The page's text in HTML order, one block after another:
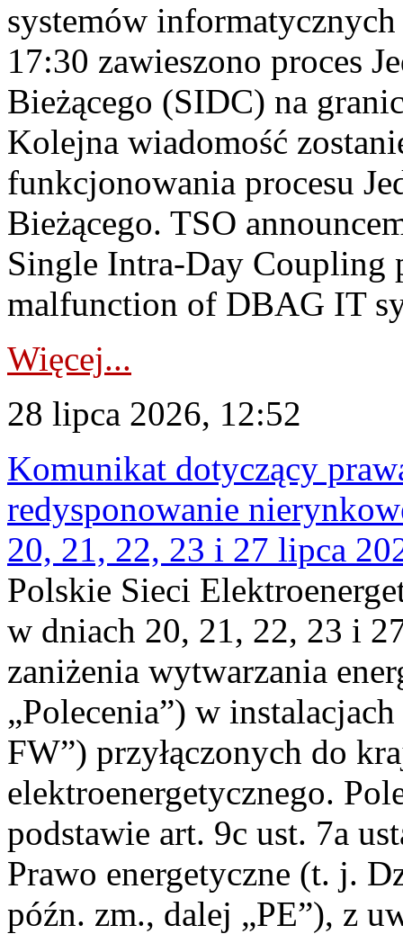
systemów
17:30 zawieszono proces
Bieżącego (SIDC) na
Kolejna wiadomość
funkcjonowania procesu
Bieżącego. TSO
Single Intra-Day Coupling
malfunction of DBAG IT
Więcej...
28 lipca 2026, 12:52
Komunikat dotyczący
redysponowanie
20, 21, 22, 23 i 27 lipca
Polskie Sieci
w dniach 20, 21, 22, 23 i
zaniżenia wytwarzania
„Polecenia”) w
FW”) przyłączonych do
elektroenergetycznego.
podstawie art. 9c ust. 7a
Prawo energetyczne (t. j.
późn. zm., dalej „PE”), z